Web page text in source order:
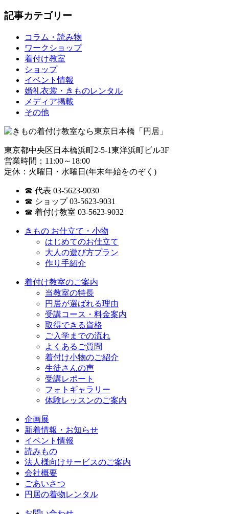
記事カテゴリー
コラム・読み物
ワークショップ
着付け教室
ショップ
イベント情報
婚礼衣裳・きものレンタル
メディア掲載
その他
東京都中央区日本橋浜町2-5-1東洋浜町ビル3F
営業時間：11:00～18:00
定休：火曜日・水曜日(年末年始をのぞく)
☎ 代表 03-5623-9030
☎ ショップ 03-5623-9031
☎ 着付け教室 03-5623-9032
きもの お仕立て・小物
はじめてのお仕立て
大人の遊び方プラン
作り手紹介
着付け教室のご案内
当教室の特長
円居が選ばれる理由
受講コース・料金案内
取得できる資格
ご入学までの流れ
よくあるご質問
着付け小物のご紹介
生徒さんの声
受講レポート
フォトギャラリー
体験レッスンのご案内
企画展
新着情報・お知らせ
イベント情報
読みもの
法人様向けサービスのご案内
会社概要
ごあいさつ
円居の着物レンタル